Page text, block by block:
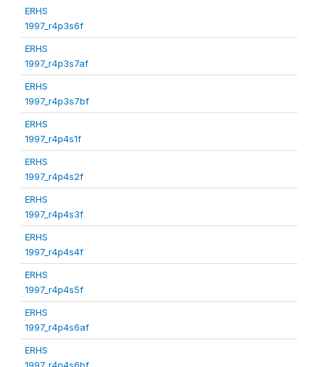
ERHS
1997_r4p3s6f
ERHS
1997_r4p3s7af
ERHS
1997_r4p3s7bf
ERHS
1997_r4p4s1f
ERHS
1997_r4p4s2f
ERHS
1997_r4p4s3f
ERHS
1997_r4p4s4f
ERHS
1997_r4p4s5f
ERHS
1997_r4p4s6af
ERHS
1997_r4p4s6bf